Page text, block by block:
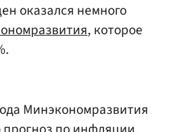
оказался немного
, которое
Минэкономразвития